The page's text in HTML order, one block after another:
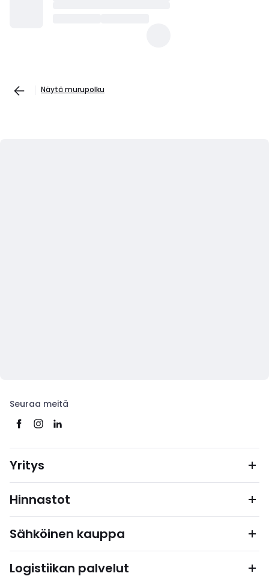
Näytä murupolku
Seuraa meitä
Yritys
Hinnastot
Sähköinen kauppa
Logistiikan palvelut